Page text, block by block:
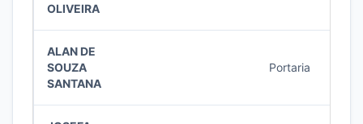
OLIVEIRA
ALAN DE
SOUZA
SANTANA
Portaria